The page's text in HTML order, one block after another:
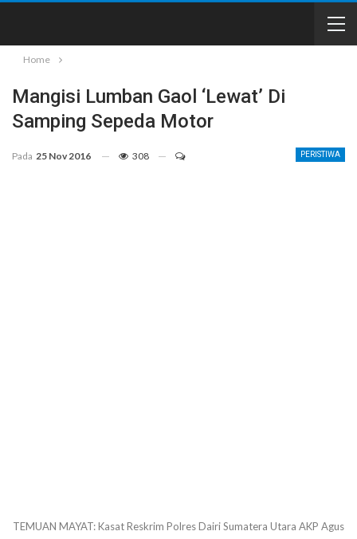
Home
Mangisi Lumban Gaol ‘Lewat’ Di
Samping Sepeda Motor
PERISTIWA
Pada 25 Nov 2016 308
TEMUAN MAYAT: Kasat Reskrim Polres Dairi Sumatera Utara AKP Agus